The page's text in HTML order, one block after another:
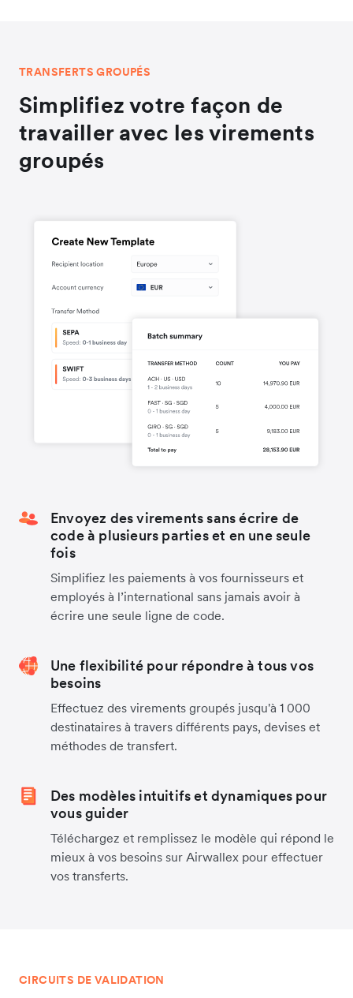
TRANSFERTS GROUPÉS
Simplifiez votre façon de
travailler avec les virements
groupés
Envoyez des virements sans écrire de
code à plusieurs parties et en une seule
fois
Simplifiez les paiements à vos fournisseurs et
employés à l’international sans jamais avoir à
écrire une seule ligne de code.
Une flexibilité pour répondre à tous vos
besoins
Effectuez des virements groupés jusqu'à 1 000
destinataires à travers différents pays, devises et
méthodes de transfert.
Des modèles intuitifs et dynamiques pour
vous guider
Téléchargez et remplissez le modèle qui répond le
mieux à vos besoins sur Airwallex pour effectuer
vos transferts.
CIRCUITS DE VALIDATION